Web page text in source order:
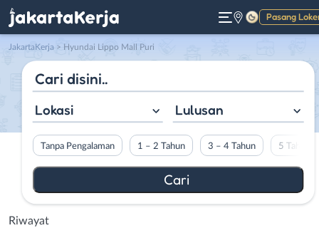
Pasang
Gelap
JakartaKerja > Hyundai Lippo Mall Puri
Lokasi Lulusan
Tanpa Pengalaman 1 – 2 Tahun 3 – 4 Tahun 5 Tahun
Riwayat